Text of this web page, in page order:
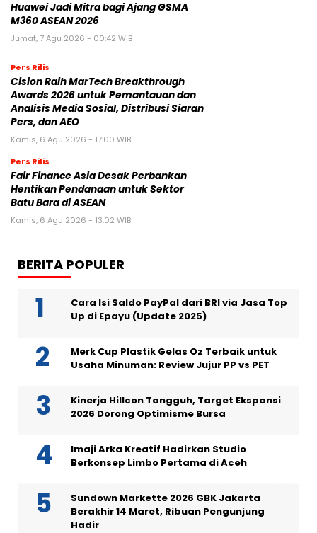
Huawei Jadi Mitra bagi Ajang GSMA
M360 ASEAN 2026
Jumat, 7 Agu 2026 - 00:42 WIB
Pers Rilis
Cision Raih MarTech Breakthrough
Awards 2026 untuk Pemantauan dan
Analisis Media Sosial, Distribusi Siaran
Pers, dan AEO
Kamis, 6 Agu 2026 - 17:00 WIB
Pers Rilis
Fair Finance Asia Desak Perbankan
Hentikan Pendanaan untuk Sektor
Batu Bara di ASEAN
Kamis, 6 Agu 2026 - 13:02 WIB
BERITA POPULER
Cara Isi Saldo PayPal dari BRI via Jasa Top
Up di Epayu (Update 2025)
Merk Cup Plastik Gelas Oz Terbaik untuk
Usaha Minuman: Review Jujur PP vs PET
Kinerja Hillcon Tangguh, Target Ekspansi
2026 Dorong Optimisme Bursa
Imaji Arka Kreatif Hadirkan Studio
Berkonsep Limbo Pertama di Aceh
Sundown Markette 2026 GBK Jakarta
Berakhir 14 Maret, Ribuan Pengunjung
Hadir